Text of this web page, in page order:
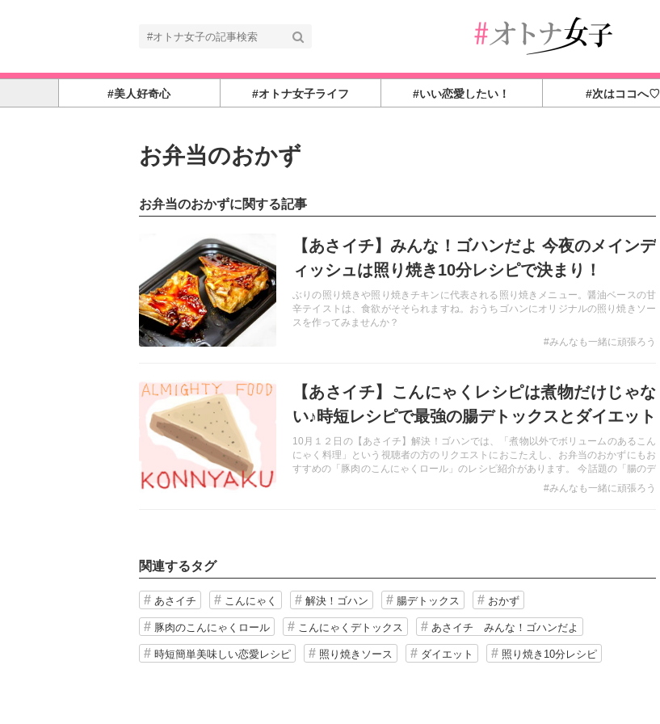
#美人好奇心 #オトナ女子ライフ #いい恋愛したい！ #次はココへ♡
お弁当のおかず
お弁当のおかずに関する記事
【あさイチ】みんな！ゴハンだよ 今夜のメインデ
ィッシュは照り焼き10分レシピで決まり！
ぶりの照り焼きや照り焼きチキンに代表される照り焼きメニュー。醤油ベースの甘
辛テイストは、食欲がそそられますね。おうちゴハンにオリジナルの照り焼きソー
スを作ってみませんか？
#みんなも一緒に頑張ろう
【あさイチ】こんにゃくレシピは煮物だけじゃな
い♪時短レシピで最強の腸デトックスとダイエット
も♪
10月１２日の【あさイチ】解決！ゴハンでは、「煮物以外でボリュームのあるこん
にゃく料理」という視聴者の方のリクエストにおこたえし、お弁当のおかずにもお
すすめの「豚肉のこんにゃくロール」のレシピ紹介があります。 今話題の「腸のデ
トックス」にも効果大と言われる「こんにゃく」 忙しい私達にも、取り入れるこ
とが出来そうな時短・美味しいレシピをピックアップしてみました。
#みんなも一緒に頑張ろう
関連するタグ
あさイチ こんにゃく 解決！ゴハン 腸デトックス おかず
豚肉のこんにゃくロール こんにゃくデトックス あさイチ みんな！ゴハンだよ
時短簡単美味しい恋愛レシピ 照り焼きソース ダイエット 照り焼き10分レシピ